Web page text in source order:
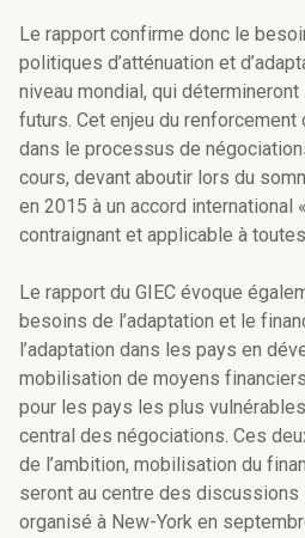
Le rapport confirme donc le
politiques d’atténuation et
niveau mondial, qui
futurs. Cet enjeu du renforcement
dans le processus de
cours, devant aboutir lors du
en 2015 à un accord international
contraignant et applicable à
Le rapport du GIEC évoque
besoins de l’adaptation et le
l’adaptation dans les pays en
mobilisation de moyens
pour les pays les plus
central des négociations. Ces
de l’ambition, mobilisation du
seront au centre des
organisé à New-York en